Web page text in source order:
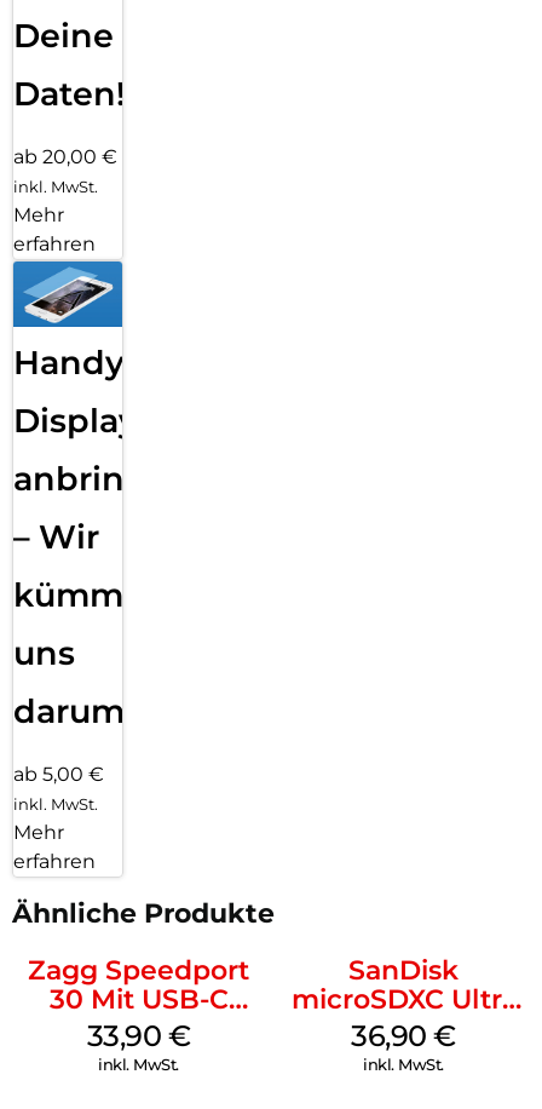
Deine
Daten!
ab 20,00 €
inkl. MwSt.
Mehr
erfahren
Handy
Displayfolie
anbringen
– Wir
kümmern
uns
darum!
ab 5,00 €
inkl. MwSt.
Mehr
erfahren
Ähnliche Produkte
Zagg Speedport
30 Mit USB-C
Kabel Weiß
33,90 €
inkl. MwSt.
SanDisk
microSDXC Ultra
128 GB + Adapter
Mobile
36,90€
inkl. MwSt.